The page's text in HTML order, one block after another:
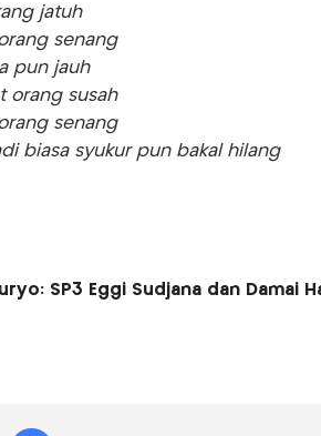
jatuh
senang
pun jauh
orang susah
senang
biasa syukur pun bakal hilang
SP3 Eggi Sudjana dan Damai